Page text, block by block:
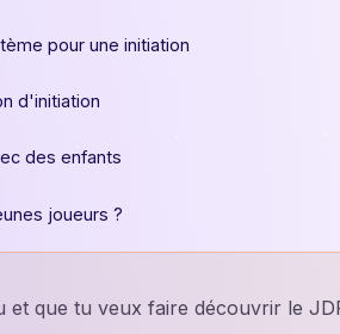
pour une initiation
d'initiation
des enfants
joueurs ?
et que tu veux faire découvrir le